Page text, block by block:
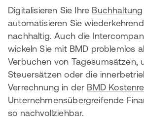
Digitalisieren Sie Ihre Buchhaltung
automatisieren Sie
nachhaltig. Auch die
wickeln Sie mit BMD problemlos
Verbuchen von Tagesumsätzen,
Steuersätzen oder die
Verrechnung in der BMD
Unternehmensübergreifende
so nachvollziehbar.